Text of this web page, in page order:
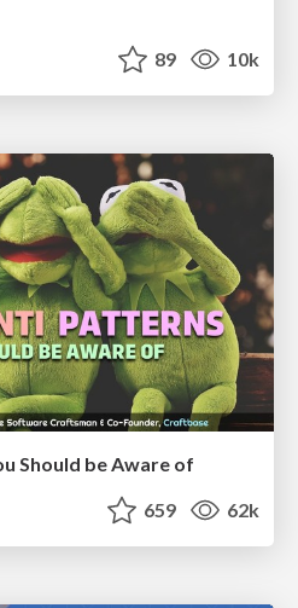
89 10k
Should be Aware of
659 62k